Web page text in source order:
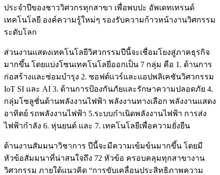
ประจำปีของชาววิศวกรทุกสาขา เพื่อพบปะ อัพเดทเทรนด์
เทคโนโลยี องค์ความรู้ใหม่ๆ รองรับความก้าวหน้างานวิศกรรม
ระดับโลก
ส่วนงานแสดงเทคโนโลยีวิศวกรรมปีนี้จะเชื่อมโยงสู่ภาคธุรกิจ
มากขึ้น โดยแบ่งโซนเทคโนโลยีออกเป็น 7 กลุ่ม คือ 1. ด้านการ
ก่อสร้างและซ่อมบำรุง 2. ซอฟต์แวร์และแอปพลิเคชันวิศวกรรม
IoT SI และ AI 3. ด้านการป้องกันภัยและรักษาความปลอดภัย 4.
กลุ่มโซลูชั่นด้านพลังงานไฟฟ้า พลังงานทางเลือก พลังงานแสดง
อาทิตย์ รถพลังงานไฟฟ้า 5.ระบบกำเนิดพลังงานไฟฟ้า การส่ง
ไฟฟ้ากำลัง 6. หุ่นยนต์ และ 7. เทคโนโลยีเพื่อความยั่งยืน
ด้านงานสัมมนาวิชาการ ปีนี้จะมีความเข้มข้นมากขึ้น โดยมี
หัวข้อสัมมนาที่น่าสนใจถึง 72 หัวข้อ ครอบคลุมทุกสาขางาน
วิศวกรรม ภายใต้แนวคิด “การขับเคลื่อนประสิทธิภาพความ